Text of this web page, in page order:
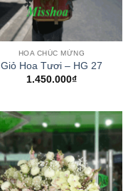
HOA CHÚC MỪNG
Giỏ Hoa Tươi – HG 27
1.450.000₫